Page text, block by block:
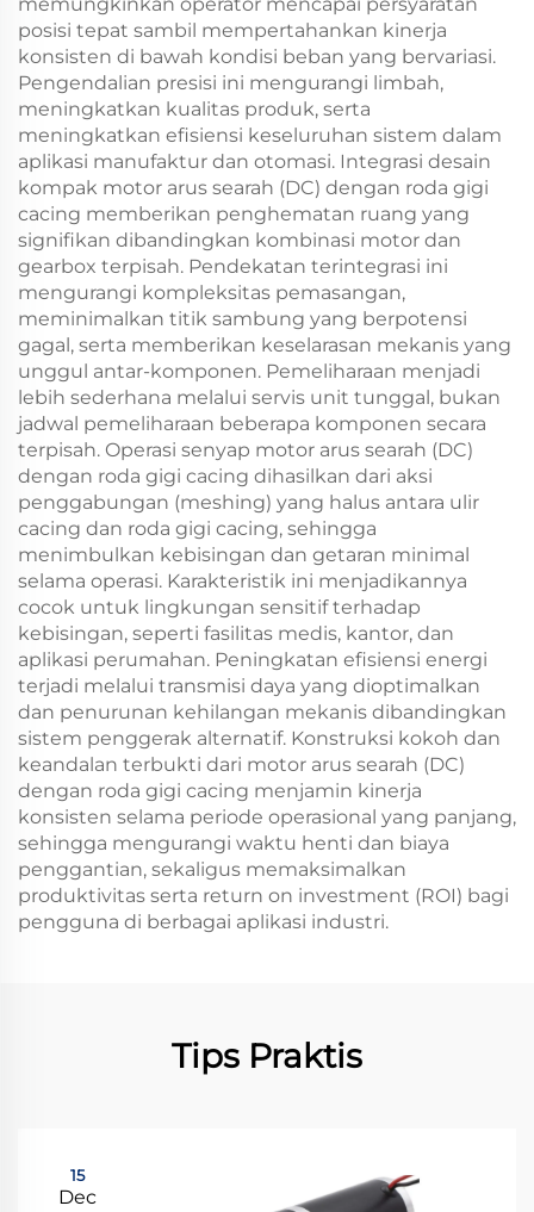
posisi tepat sambil mempertahankan kinerja
konsisten di bawah kondisi beban yang bervariasi.
Pengendalian presisi ini mengurangi limbah,
meningkatkan kualitas produk, serta
meningkatkan efisiensi keseluruhan sistem dalam
aplikasi manufaktur dan otomasi. Integrasi desain
kompak motor arus searah (DC) dengan roda gigi
cacing memberikan penghematan ruang yang
signifikan dibandingkan kombinasi motor dan
gearbox terpisah. Pendekatan terintegrasi ini
mengurangi kompleksitas pemasangan,
meminimalkan titik sambung yang berpotensi
gagal, serta memberikan keselarasan mekanis yang
unggul antar-komponen. Pemeliharaan menjadi
lebih sederhana melalui servis unit tunggal, bukan
jadwal pemeliharaan beberapa komponen secara
terpisah. Operasi senyap motor arus searah (DC)
dengan roda gigi cacing dihasilkan dari aksi
penggabungan (meshing) yang halus antara ulir
cacing dan roda gigi cacing, sehingga
menimbulkan kebisingan dan getaran minimal
selama operasi. Karakteristik ini menjadikannya
cocok untuk lingkungan sensitif terhadap
kebisingan, seperti fasilitas medis, kantor, dan
aplikasi perumahan. Peningkatan efisiensi energi
terjadi melalui transmisi daya yang dioptimalkan
dan penurunan kehilangan mekanis dibandingkan
sistem penggerak alternatif. Konstruksi kokoh dan
keandalan terbukti dari motor arus searah (DC)
dengan roda gigi cacing menjamin kinerja
konsisten selama periode operasional yang panjang,
sehingga mengurangi waktu henti dan biaya
penggantian, sekaligus memaksimalkan
produktivitas serta return on investment (ROI) bagi
pengguna di berbagai aplikasi industri.
Tips Praktis
15
Dec